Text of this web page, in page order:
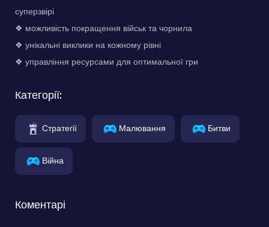
суперзвірі
❖ можливість покращення військ та чорнила
❖ унікальні виклики на кожному рівні
❖ управління ресурсами для оптимальної гри
Категорії:
Стратегії Малювання Битви
Війна
Коментарі